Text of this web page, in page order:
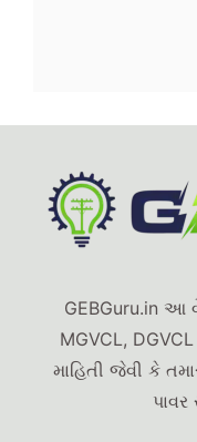
GEBGuru.in આ
MGVCL,
માહિતી જેવી કે